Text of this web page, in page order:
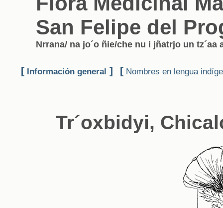
San Felipe del
Nrrana/ na jo´o ñie/che nu i jñatrjo un tz´aa
[ Información general ] [ Nombres en lengua
Tr´oxbidyi,